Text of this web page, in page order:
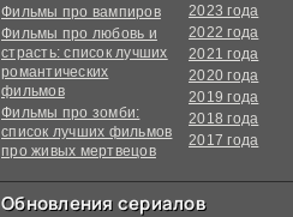
Фильмы про вампиров
Фильмы про любовь и
страсть: список лучших
романтических
фильмов
Фильмы про зомби:
список лучших фильмов
про живых мертвецов
2023 года
2022 года
2021 года
2020 года
2019 года
2018 года
2017 года
Обновления сериалов